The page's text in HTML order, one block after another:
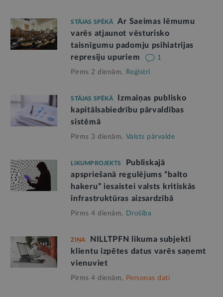
STĀJAS SPĒKĀ
Ar Saeimas lēmumu
varēs atjaunot vēsturisko
taisnīgumu padomju psihiatrijas
represiju upuriem
1
Pirms 2 dienām, Reģistri
STĀJAS SPĒKĀ
Izmaiņas publisko
kapitālsabiedrību pārvaldības
sistēmā
Pirms 3 dienām, Valsts pārvalde
LIKUMPROJEKTS
Publiskajā
apspriešanā regulējums “balto
hakeru” iesaistei valsts kritiskās
infrastruktūras aizsardzībā
Pirms 4 dienām, Drošība
ZIŅA
NILLTPFN likuma subjekti
klientu izpētes datus varēs saņemt
vienuviet
Pirms 4 dienām, Personas dati